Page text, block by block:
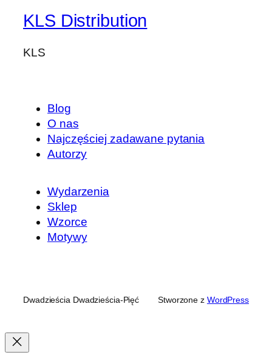
KLS Distribution
KLS
Blog
O nas
Najczęściej zadawane pytania
Autorzy
Wydarzenia
Sklep
Wzorce
Motywy
Dwadzieścia Dwadzieścia-Pięć Stworzone z WordPress